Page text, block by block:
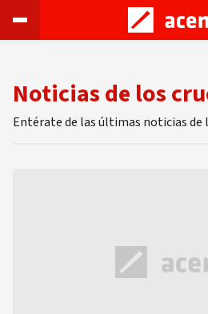
Noticias de los
Entérate de las últimas noticias de